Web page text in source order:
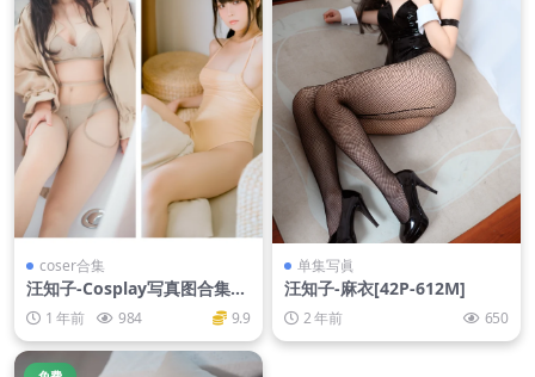
coser合集
汪知子-Cosplay写真图合集
【持续更新】
1 年前 984 9.9
单集写眞
汪知子-麻衣[42P-612M]
2 年前 650